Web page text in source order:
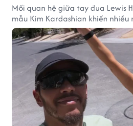
Mối quan hệ giữa tay đua Lewis
mẫu Kim Kardashian khiến